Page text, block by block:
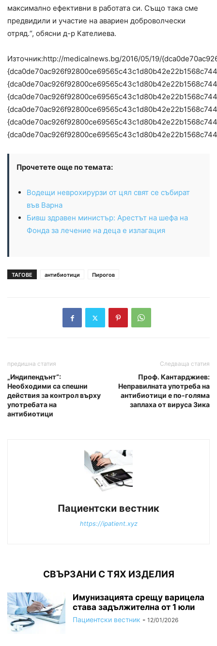
максимално ефективни в работата си. Също така сме
предвидили и участие на авариен доброволчески
отряд.“, обясни д-р Кателиева.
Източник:http://medicalnews.bg/2016/05/19/
Прочетете още по темата:
Водещи неврохирурзи от цял свят се събират
във Варна
Бивш здравен министър: Арестът на шефа на
Фонда за лечение на деца е излагация
ТАГОВЕ антибиотици Пирогов
предишна статия
„Индипендънт“:
Необходими са спешни
действия за контрол върху
употребата на
антибиотици
Следваща статия
Проф. Кантарджиев:
Неправилната употреба на
антибиотици е по-голяма
заплаха от вируса Зика
Пациентски вестник
https://ipatient.xyz
СВЪРЗАНИ С ТЯХ ИЗДЕЛИЯ
Имунизацията срещу варицела
става задължителна от 1 юли
Пациентски вестник - 12/01/2026